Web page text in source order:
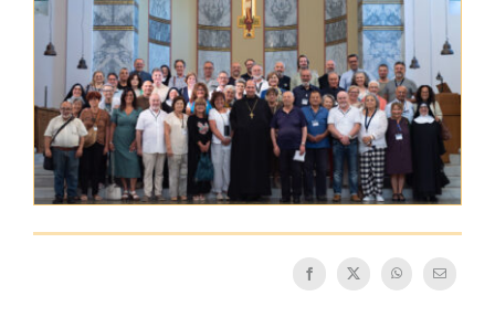
NEXUS
Arquivo OSB.org